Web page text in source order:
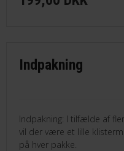
Indpakning
Indpakning: I tilfælde af
vil der være et lille
på hver pakke.